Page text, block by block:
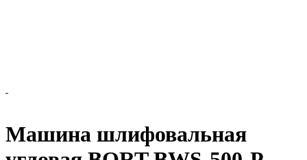
Машина шлифовальная